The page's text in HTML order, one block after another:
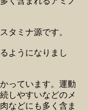
タミナ源です。
ようになりまし
っています。運動
しやすいなどのメ
などにも多く含ま